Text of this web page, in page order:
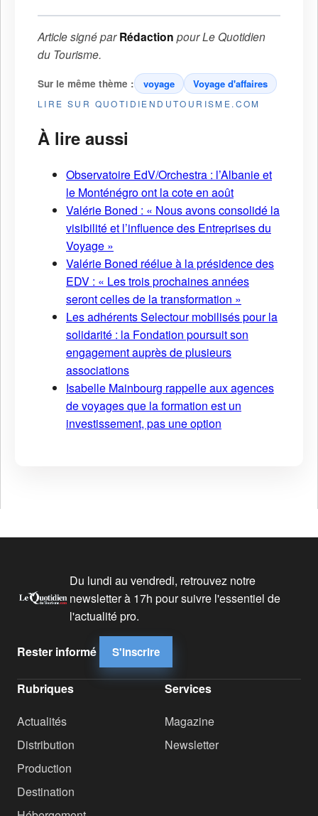
Article signé parRédaction pourLe Quotidien
du Tourisme.
Sur le même thème : voyage Voyage d'affaires
LIRE SUR QUOTIDIENDUTOURISME.COM
À lire aussi
Observatoire EdV/Orchestra : l’Albanie et
le Monténégro ont la cote en août
Valérie Boned : « Nous avons consolidé la
visibilité et l’influence des Entreprises du
Voyage »
Valérie Boned réélue à la présidence des
EDV : « Les trois prochaines années
seront celles de la transformation »
Les adhérents Selectour mobilisés pour la
solidarité : la Fondation poursuit son
engagement auprès de plusieurs
associations
Isabelle Mainbourg rappelle aux agences
de voyages que la formation est un
investissement, pas une option
Du lundi au vendredi, retrouvez notre
newsletter à 17h pour suivre l'essentiel de
l'actualité pro.
Rester informé S'inscrire
Rubriques
Actualités
Distribution
Production
Destination
Services
Magazine
Newsletter